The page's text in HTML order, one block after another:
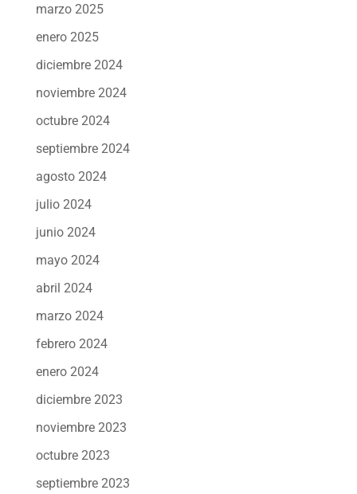
marzo 2025
enero 2025
diciembre 2024
noviembre 2024
octubre 2024
septiembre 2024
agosto 2024
julio 2024
junio 2024
mayo 2024
abril 2024
marzo 2024
febrero 2024
enero 2024
diciembre 2023
noviembre 2023
octubre 2023
septiembre 2023